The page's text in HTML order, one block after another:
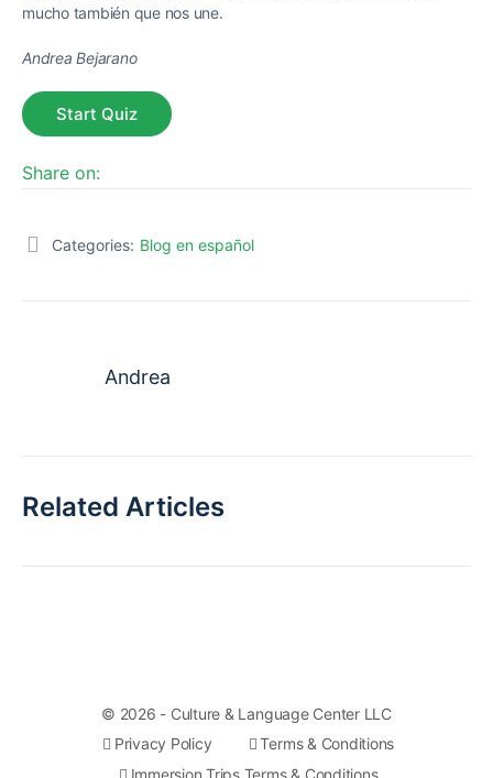
mucho también que nos une.
Andrea Bejarano
Share on:
Categories: Blog en español
Andrea
Related Articles
© 2026 - Culture & Language Center LLC
Privacy Policy
Terms & Conditions
Immersion Trips Terms & Conditions